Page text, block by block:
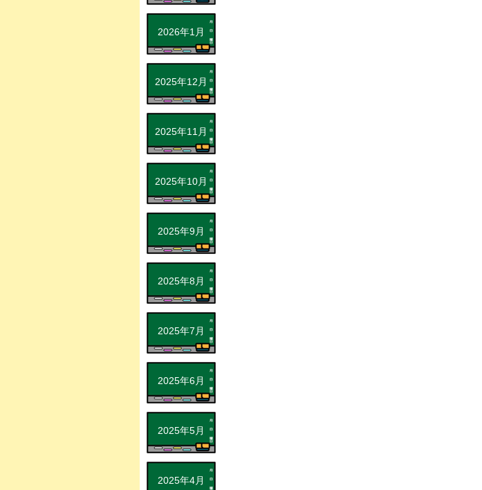
2025年4月
2025年5月
2025年6月
2025年7月
2025年8月
2025年9月
2025年10月
2025年11月
2025年12月
2026年1月